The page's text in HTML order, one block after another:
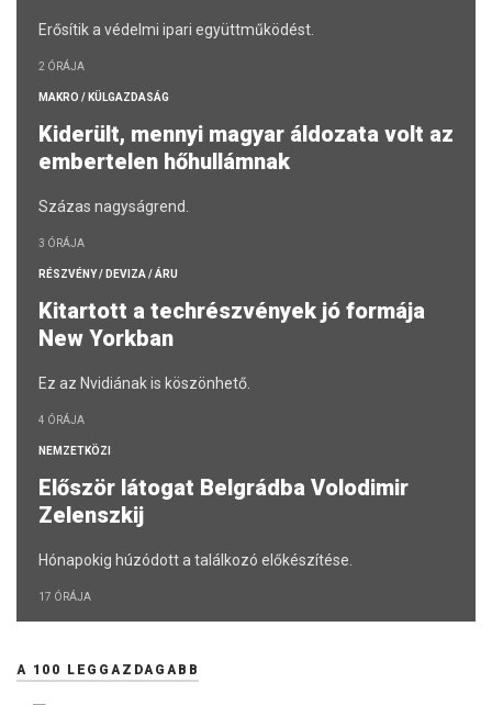
Erősítik a védelmi ipari együttműködést.
2 ÓRÁJA
MAKRO / KÜLGAZDASÁG
Kiderült, mennyi magyar áldozata volt az
embertelen hőhullámnak
Százas nagyságrend.
3 ÓRÁJA
RÉSZVÉNY / DEVIZA / ÁRU
Kitartott a techrészvények jó formája
New Yorkban
Ez az Nvidiának is köszönhető.
4 ÓRÁJA
NEMZETKÖZI
Először látogat Belgrádba Volodimir
Zelenszkij
Hónapokig húzódott a találkozó előkészítése.
17 ÓRÁJA
A 100 LEGGAZDAGABB